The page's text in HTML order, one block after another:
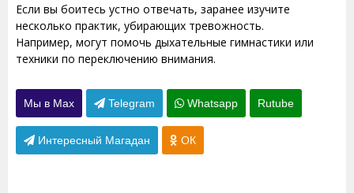
Если вы боитесь устно отвечать, заранее изучите
несколько практик, убирающих тревожность.
Например, могут помочь дыхательные гимнастики или
техники по переключению внимания.
Мы в Max Telegram Whatsapp Rutube
Интересный Магадан ОК